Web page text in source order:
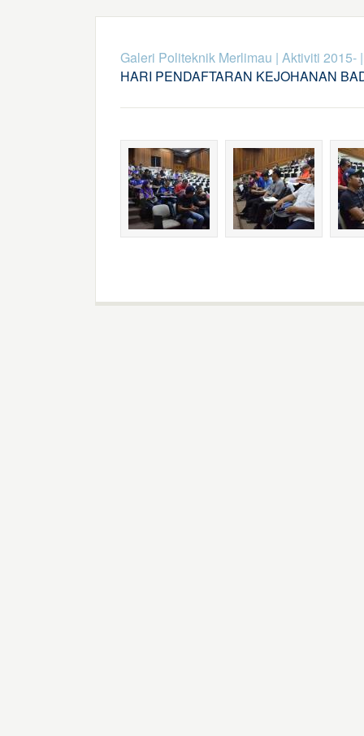
Galeri Politeknik Merlimau | Aktiviti 2015-
HARI PENDAFTARAN KEJOHANAN